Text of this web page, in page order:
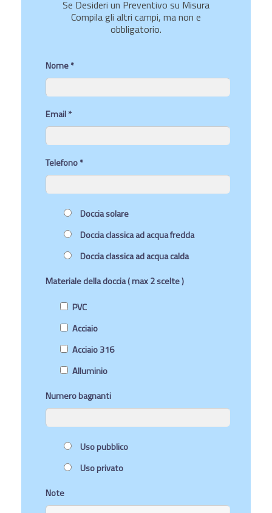
Se Desideri un Preventivo su Misura
Compila gli altri campi, ma non e
obbligatorio.
Nome *
Email *
Telefono *
Doccia solare
Doccia classica ad acqua fredda
Doccia classica ad acqua calda
Materiale della doccia ( max 2 scelte )
PVC
Acciaio
Acciaio 316
Alluminio
Numero bagnanti
Uso pubblico
Uso privato
Note